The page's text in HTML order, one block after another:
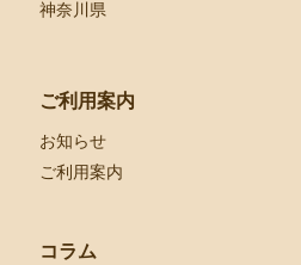
神奈川県
ご利用案内
お知らせ
ご利用案内
コラム